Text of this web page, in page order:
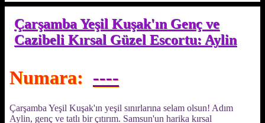
Çarşamba Yeşil Kuşak'ın Genç ve
Cazibeli Kırsal Güzel Escortu: Aylin
Numara: ----
Çarşamba Yeşil Kuşak'ın yeşil sınırlarına selam olsun! Adım
Aylin, genç ve tatlı bir çıtırım. Samsun'un harika kırsal